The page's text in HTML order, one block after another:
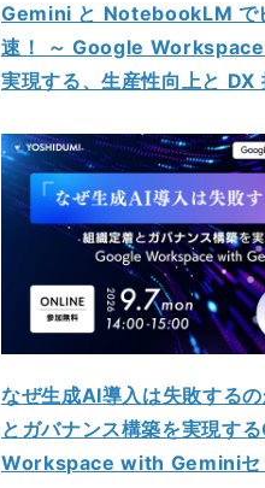
Gemini と NotebookLM で
速！ ～ Google Workspace
実現する、生産性向上と DX
なぜ生成AI導入は失敗する
とガバナンス構築を実現す
Workspace with Geminiセ